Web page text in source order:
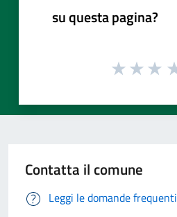
su questa pagina?
Contatta il comune
Leggi le domande frequenti